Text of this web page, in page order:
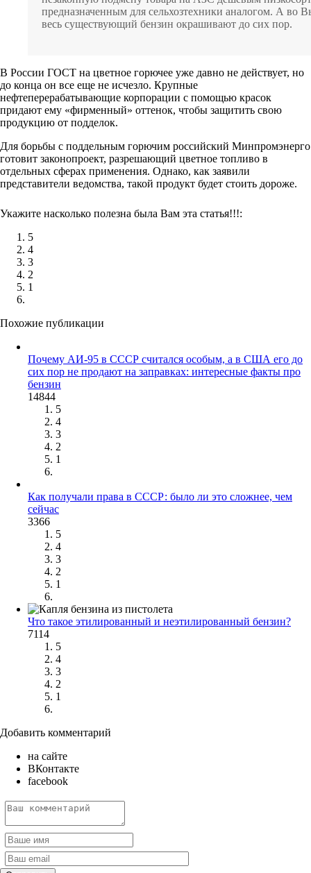
предназначенным для сельхозтехники аналогом. А во
весь существующий бензин окрашивают до сих пор.
В России ГОСТ на цветное горючее уже давно не действует, но
до конца он все еще не исчезло. Крупные
нефтеперерабатывающие корпорации с помощью красок
придают ему «фирменный» оттенок, чтобы защитить свою
продукцию от подделок.
Для борьбы с поддельным горючим российский Минпромэнерго
готовит законопроект, разрешающий цветное топливо в
отдельных сферах применения. Однако, как заявили
представители ведомства, такой продукт будет стоить дороже.
Укажите насколько полезна была Вам эта статья!!!:
5
4
3
2
1
Похожие публикации
Почему АИ-95 в СССР считался особым, а в США его до
сих пор не продают на заправках: интересные факты про
бензин
14844
5
4
3
2
1
Как получали права в СССР: было ли это сложнее, чем
сейчас
3366
5
4
3
2
1
Что такое этилированный и неэтилированный бензин?
7114
5
4
3
2
1
Добавить комментарий
на сайте
ВКонтакте
facebook